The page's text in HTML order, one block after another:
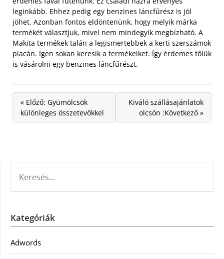
leginkább. Ehhez pedig egy benzines láncfűrész is jól
jöhet. Azonban fontos eldöntenünk, hogy melyik márka
termékét választjuk, mivel nem mindegyik megbízható. A
Makita termékek talán a legismertebbek a kerti szerszámok
piacán. Igen sokan keresik a termékeiket. Így érdemes tőlük
is vásárolni egy benzines láncfűrészt.
« Előző: Gyümölcsök
különleges összetevőkkel
Kiváló szállásajánlatok
olcsón :Következő »
Kategóriák
Adwords